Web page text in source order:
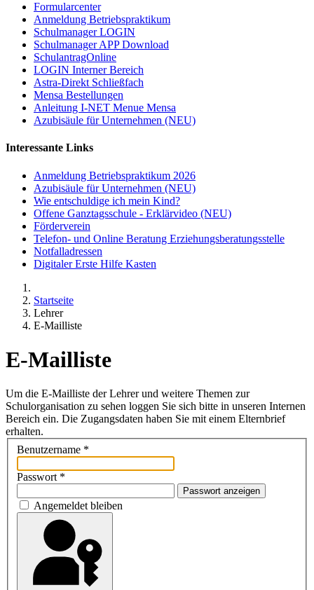
Formularcenter
Anmeldung Betriebspraktikum
Schulmanager LOGIN
Schulmanager APP Download
SchulantragOnline
LOGIN Interner Bereich
Astra-Direkt Schließfach
Mensa Bestellungen
Anleitung I-NET Menue Mensa
Azubisäule für Unternehmen (NEU)
Interessante Links
Anmeldung Betriebspraktikum 2026
Azubisäule für Unternehmen (NEU)
Wie entschuldige ich mein Kind?
Offene Ganztagsschule - Erklärvideo (NEU)
Förderverein
Telefon- und Online Beratung Erziehungsberatungsstelle
Notfalladressen
Digitaler Erste Hilfe Kasten
Startseite
Lehrer
E-Mailliste
E-Mailliste
Um die E-Mailliste der Lehrer und weitere Themen zur
Schulorganisation zu sehen loggen Sie sich bitte in unseren Internen
Bereich ein. Die Zugangsdaten haben Sie mit einem Elternbrief
erhalten.
Benutzername *
Passwort *
Passwort anzeigen
Angemeldet bleiben